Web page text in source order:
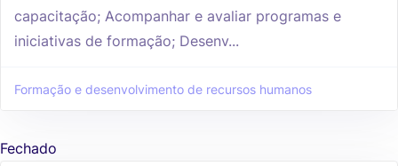
capacitação; Acompanhar e avaliar programas e
iniciativas de formação; Desenv...
Formação e desenvolvimento de recursos humanos
Fechado